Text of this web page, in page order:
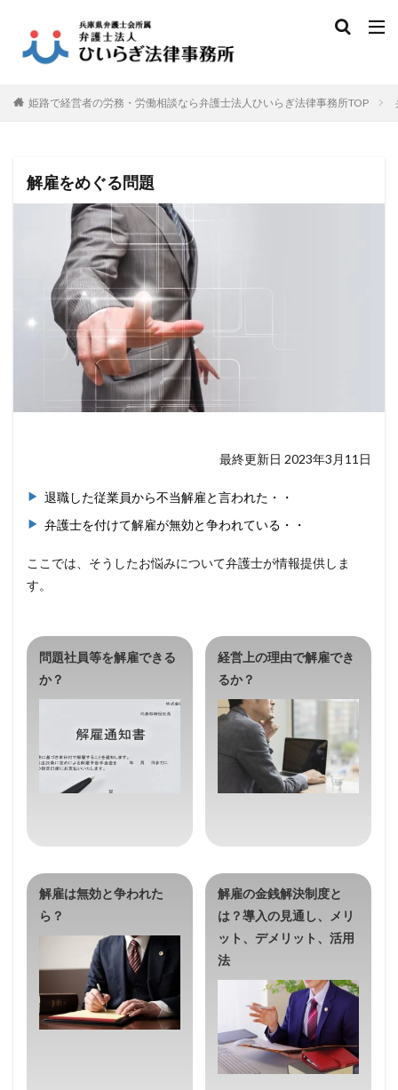
姫路で経営者の労務・労働相談なら弁護士法人ひいらぎ法律事務所TOP
解雇をめぐる問題
最終更新日 2023年3月11日
退職した従業員から不当解雇と言われた・・
弁護士を付けて解雇が無効と争われている・・
ここでは、そうしたお悩みについて弁護士が情報提供しま
す。
問題社員等を解雇できる
か？
経営上の理由で解雇でき
るか？
解雇は無効と争われた
ら？
解雇の金銭解決制度と
は？導入の見通し、メリ
ット、デメリット、活用
法